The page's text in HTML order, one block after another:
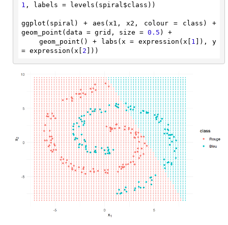
1 , labels = levels(spiral$class))
ggplot(spiral) + aes(x1, x2, colour = class) +
geom_point(data = grid, size = 0.5 ) +
    geom_point() + labs(x = expression(x[
1 ]), y
= expression(x[ 2 ]))